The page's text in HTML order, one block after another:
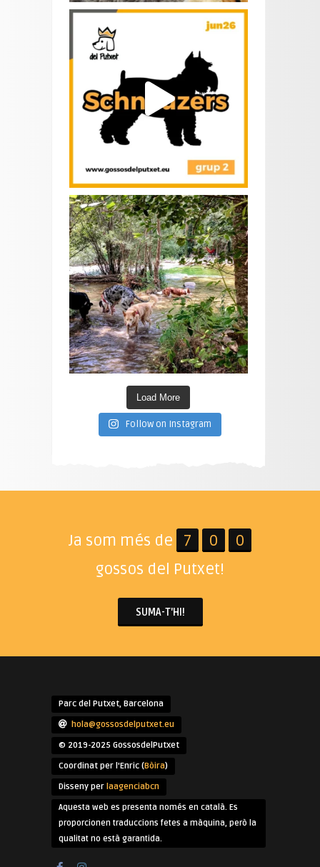
Load More
Follow on Instagram
Ja som més de 7 0
0
gossos del Putxet!
SUMA-T'HI!
Parc del Putxet, Barcelona
hola@gossosdelputxet.eu
© 2019-2025 GossosdelPutxet
Coordinat per l'Enric (Bòira)
Disseny per laagenciabcn
Aquesta web es presenta només en català. Es
proporcionen traduccions fetes a màquina, però la
qualitat no està garantida.